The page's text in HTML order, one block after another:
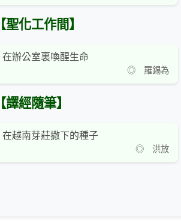
【聖化工作間】
在辦公室裏喚醒生命
◎ 羅錫為
【譯經隨筆】
在越南芽莊撒下的種子
◎ 洪放